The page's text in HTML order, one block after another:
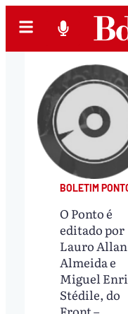
BOLETIM
O Ponto é
editado por
Lauro Allan
Almeida e
Miguel
Stédile, do